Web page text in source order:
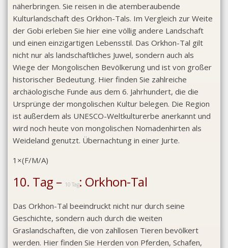
näherbringen. Sie reisen in die atemberaubende
Kulturlandschaft des Orkhon-Tals. Im Vergleich zur Weite
der Gobi erleben Sie hier eine völlig andere Landschaft
und einen einzigartigen Lebensstil. Das Orkhon-Tal gilt
nicht nur als landschaftliches Juwel, sondern auch als
Wiege der Mongolischen Bevölkerung und ist von großer
historischer Bedeutung. Hier finden Sie zahlreiche
archäologische Funde aus dem 6. Jahrhundert, die die
Ursprünge der mongolischen Kultur belegen. Die Region
ist außerdem als UNESCO-Weltkulturerbe anerkannt und
wird noch heute von mongolischen Nomadenhirten als
Weideland genutzt. Übernachtung in einer Jurte.
1×(F/M/A)
10. Tag – 10 Tag: Orkhon-Tal
Das Orkhon-Tal beeindruckt nicht nur durch seine
Geschichte, sondern auch durch die weiten
Graslandschaften, die von zahllosen Tieren bevölkert
werden. Hier finden Sie Herden von Pferden, Schafen,